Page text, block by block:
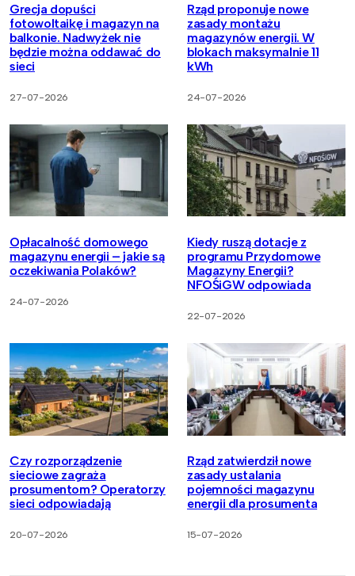
Grecja dopuści
fotowoltaikę i magazyn na
balkonie. Nadwyżek nie
będzie można oddawać do
sieci
27-07-2026
Rząd proponuje nowe
zasady montażu
magazynów energii. W
blokach maksymalnie 11
kWh
24-07-2026
Opłacalność domowego
magazynu energii – jakie są
oczekiwania Polaków?
24-07-2026
Kiedy ruszą dotacje z
programu Przydomowe
Magazyny Energii?
NFOŚiGW odpowiada
22-07-2026
Czy rozporządzenie
sieciowe zagraża
prosumentom? Operatorzy
sieci odpowiadają
20-07-2026
Rząd zatwierdził nowe
zasady ustalania
pojemności magazynu
energii dla prosumenta
15-07-2026